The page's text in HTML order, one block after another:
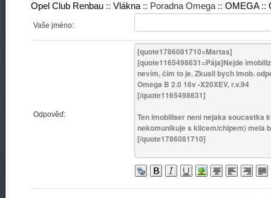
Opel Club Renbau :: Vlákna :: Poradna Omega :: OMEGA::
Vaše jméno:
Odpověď: